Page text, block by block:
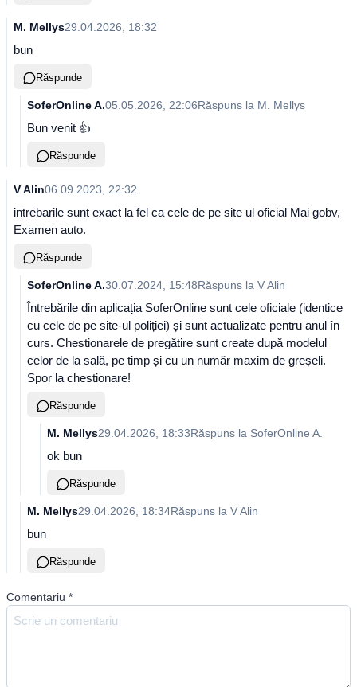
M. Mellys29.04.2026, 18:32
bun
Răspunde
SoferOnline A.05.05.2026, 22:06Răspuns la M. Mellys
Bun venit 👍
Răspunde
V Alin06.09.2023, 22:32
intrebarile sunt exact la fel ca cele de pe site ul oficial Mai gobv,
Examen auto.
Răspunde
SoferOnline A.30.07.2024, 15:48Răspuns la V Alin
Întrebările din aplicația SoferOnline sunt cele oficiale (identice
cu cele de pe site-ul poliției) și sunt actualizate pentru anul în
curs. Chestionarele de pregătire sunt create după modelul
celor de la sală, pe timp și cu un număr maxim de greșeli.
Spor la chestionare!
Răspunde
M. Mellys29.04.2026, 18:33Răspuns la SoferOnline A.
ok bun
Răspunde
M. Mellys29.04.2026, 18:34Răspuns la V Alin
bun
Răspunde
Comentariu *